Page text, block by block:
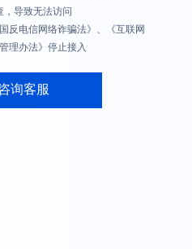
，导致无法访问
反电信网络诈骗法》、《互联网
理办法》停止接入
询客服